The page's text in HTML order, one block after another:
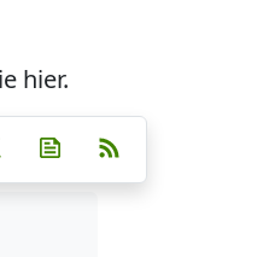
hier.
Facebook
auf Whatsapp
Teilen auf Telegram
teilen
Post auf XNewsletter